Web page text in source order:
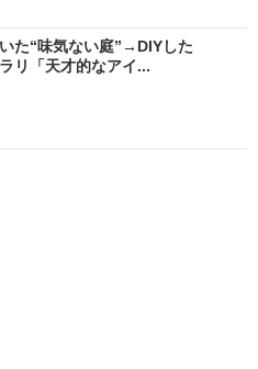
た“味気ない庭”→DIYした
「天才的なアイ...